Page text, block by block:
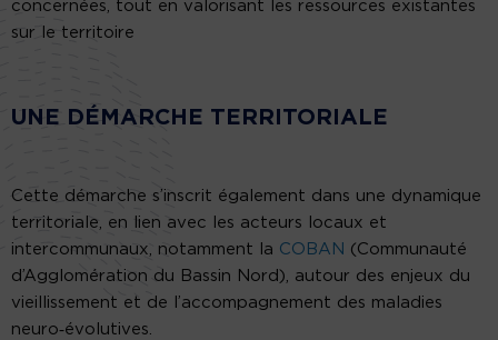
concernées, tout en valorisant les ressources existantes
sur le territoire
UNE DÉMARCHE TERRITORIALE
Cette démarche s’inscrit également dans une dynamique
territoriale, en lien avec les acteurs locaux et
intercommunaux, notamment la COBAN (Communauté
d’Agglomération du Bassin Nord), autour des enjeux du
vieillissement et de l’accompagnement des maladies
neuro‑évolutives.